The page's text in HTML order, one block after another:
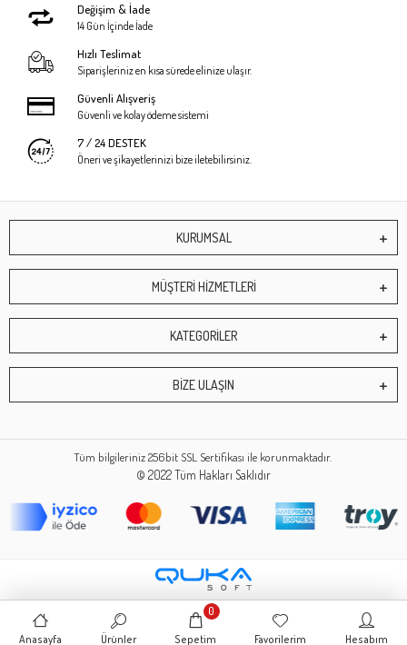
Değişim & İade
14 Gün İçinde İade
Hızlı Teslimat
Siparişleriniz en kısa sürede elinize ulaşır.
Güvenli Alışveriş
Güvenli ve kolay ödeme sistemi
7 / 24 DESTEK
Öneri ve şikayetlerinizi bize iletebilirsiniz.
KURUMSAL
MÜŞTERİ HİZMETLERİ
KATEGORİLER
BİZE ULAŞIN
Tüm bilgileriniz 256bit SSL Sertifikası ile korunmaktadır.
© 2022Tüm Hakları Saklıdır
Anasayfa Ürünler Sepetim
0
Favorilerim Hesabım